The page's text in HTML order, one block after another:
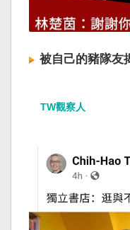
被自己的豬隊友
TW觀察人